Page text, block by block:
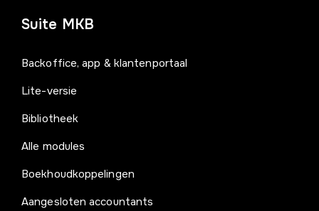
Suite MKB
Backoffice, app & klantenportaal
Lite-versie
Bibliotheek
Alle modules
Boekhoudkoppelingen
Aangesloten accountants